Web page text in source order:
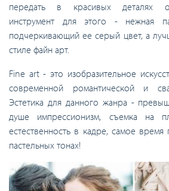
передать в красивых деталях
инструмент для этого - нежная
подчеркивающий ее серый цвет, а
стиле файн арт.
Fine art - это изобразительное
современной романтической и
Эстетика для данного жанра -
душе импрессионизм, съемка на
естественность в кадре, самое время
пастельных тонах!